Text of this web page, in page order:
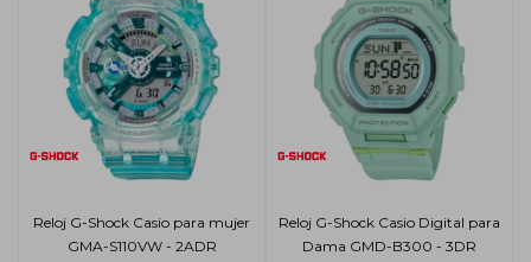
Reloj G-Shock Casio para mujer
GMA-S110VW - 2ADR
Reloj G-Shock Casio Digital para
Dama GMD-B300 - 3DR